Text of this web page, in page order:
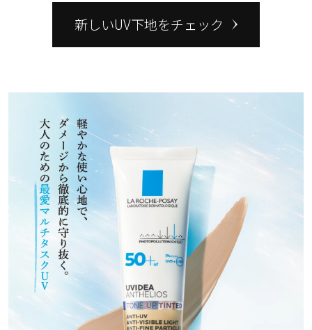
新しいUV下地をチェック